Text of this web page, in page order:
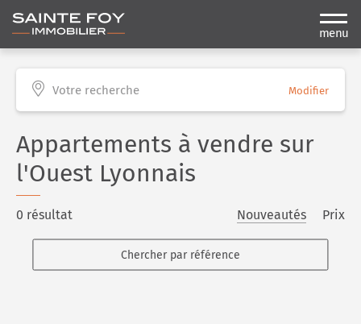
menu
Votre recherche Modifier
Appartements à vendre sur
l'Ouest Lyonnais
0 résultat Nouveautés Prix
Chercher par référence